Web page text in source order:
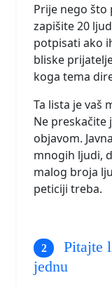
Prije nego što
zapišite 20
potpisati ako
bliske
koga tema
Ta lista je vaš
Ne preskačite
objavom.
mnogih ljudi,
malog broja
peticiji treba.
Pitajte
jednu